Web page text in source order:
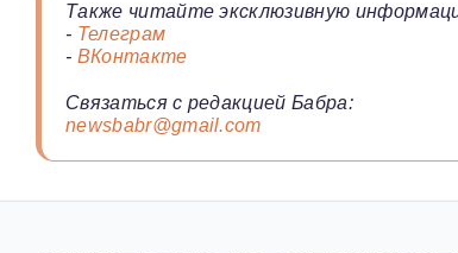
Также читайте эксклюзивную
- Телеграм
- ВКонтакте
Связаться с редакцией Бабра:
newsbabr@gmail.com